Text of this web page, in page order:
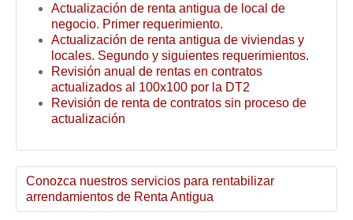
Actualización de renta antigua de local de
negocio. Primer requerimiento.
Actualización de renta antigua de viviendas y
locales. Segundo y siguientes requerimientos.
Revisión anual de rentas en contratos
actualizados al 100x100 por la DT2
Revisión de renta de contratos sin proceso de
actualización
Conozca nuestros servicios para rentabilizar
arrendamientos de Renta Antigua